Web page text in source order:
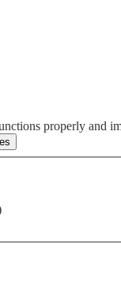
properly and